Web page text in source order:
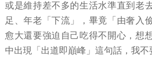
或是維持差不多的生活水準直到老
足、年老「下流」，畢竟「由奢入
愈大還要強迫自己吃得不開心，想
中出現「出道即巔峰」這句話，我不